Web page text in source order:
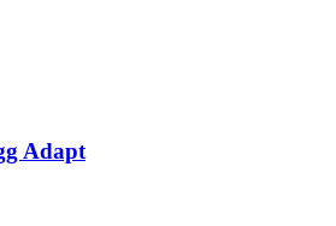
Adapt